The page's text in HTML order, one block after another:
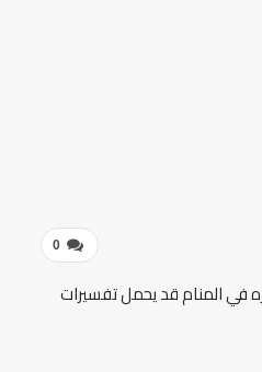
0
في المنام قد يحمل تفسيرات